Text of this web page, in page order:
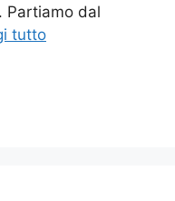
Partiamo dal
tutto